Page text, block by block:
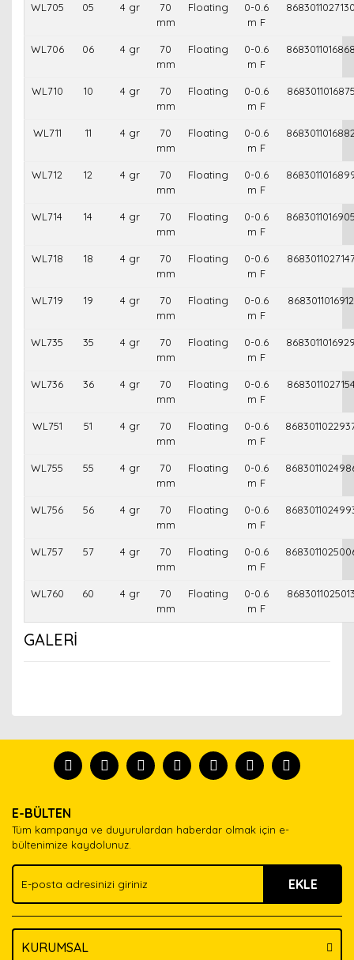
WL705 05 4 gr
70
mm
Floating
0-0.6
m F
WL706 06 4 gr
70
mm
Floating
0-0.6
m F
WL710 10 4 gr
70
mm
Floating
0-0.6
m F
WL711 11 4 gr
70
mm
Floating
0-0.6
m F
WL712 12 4 gr
70
mm
Floating
0-0.6
m F
WL714 14 4 gr
70
mm
Floating
0-0.6
m F
WL718 18 4 gr
70
mm
Floating
0-0.6
m F
WL719 19 4 gr
70
mm
Floating
0-0.6
m F
8683011016912
WL735 35 4 gr
70
mm
Floating
0-0.6
m F
WL736 36 4 gr
70
mm
Floating
0-0.6
m F
WL751 51 4 gr
70
mm
Floating
0-0.6
m F
WL755 55 4 gr
70
mm
Floating
0-0.6
m F
WL756 56 4 gr
70
mm
Floating
0-0.6
m F
WL757 57 4 gr
70
mm
Floating
0-0.6
m F
WL760 60 4 gr
70
mm
Floating
0-0.6
m F
GALERİ
tanısın.
formunu kullanarak tarafımıza iletebilirsiniz.
Görüş ve önerileriniz için teşekkür ederiz.
Ürün açıklamasında eksik bilgiler bulunuyor.
Ürün bilgilerinde hatalar bulunuyor.
Ürün fiyatı diğer sitelerden daha pahalı.
Bu ürüne benzer farklı alternatifler olmalı.
E-BÜLTEN
Tüm kampanya ve duyurulardan haberdar olmak için e-
bültenimize kaydolunuz.
EKLE
KURUMSAL